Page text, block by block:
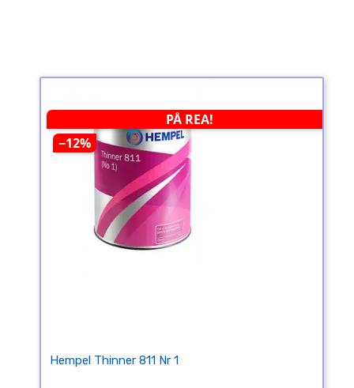
PÅ REA!
−12%
Hempel Thinner 811 Nr 1